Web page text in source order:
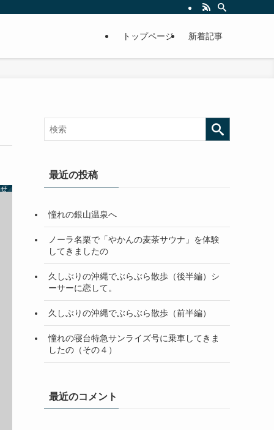
トップページ 新着記事
最近の投稿
憧れの銀山温泉へ
ノーラ名栗で「やかんの麦茶サウナ」を体験
してきましたの
久しぶりの沖縄でぶらぶら散歩（後半編）シ
ーサーに恋して。
久しぶりの沖縄でぶらぶら散歩（前半編）
憧れの寝台特急サンライズ号に乗車してきま
したの（その４）
最近のコメント